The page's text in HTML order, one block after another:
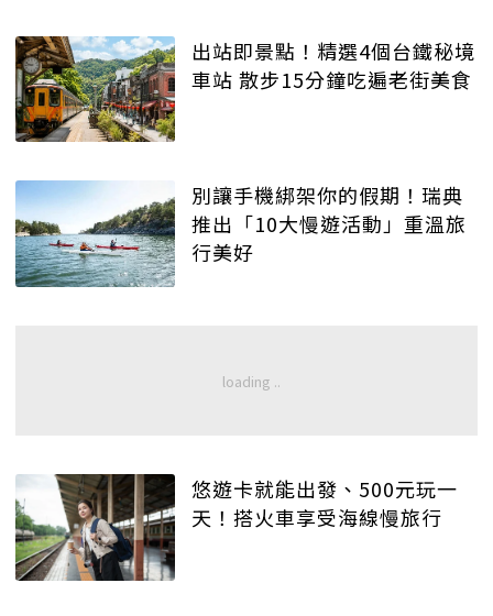
出站即景點！精選4個台鐵秘境
車站 散步15分鐘吃遍老街美食
別讓手機綁架你的假期！瑞典
推出「10大慢遊活動」重溫旅
行美好
悠遊卡就能出發、500元玩一
天！搭火車享受海線慢旅行